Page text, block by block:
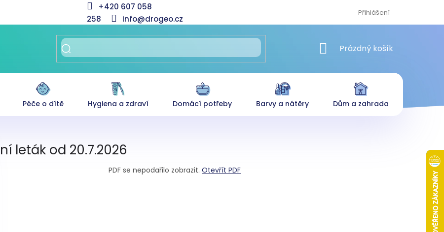
+420 607 058
258
info@drogeo.cz
Přihlášení
NÁKUPNÍ KOŠÍK
Prázdný košík
Péče o dítě Hygiena a zdraví Domácí potřeby Barvy a nátěry Dům a zahrada
leták od 20.7.2026
PDF se nepodařilo zobrazit. Otevřít PDF